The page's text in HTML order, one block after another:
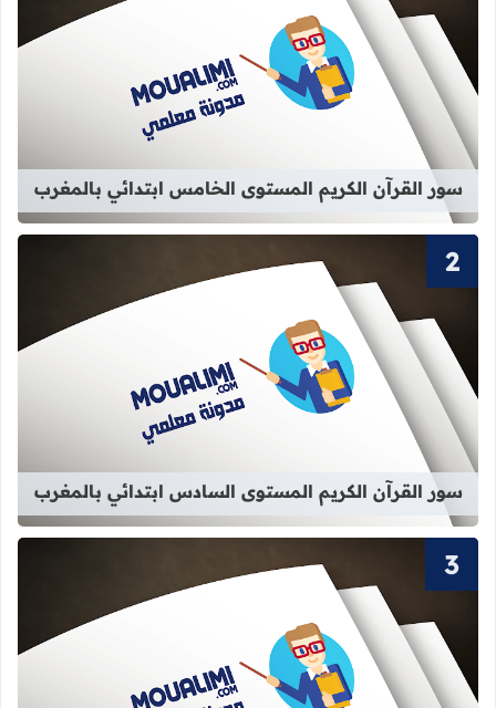
قراءة المزيد عن سور القرآن
سور القرآن الكريم المستوى الخامس ابتدائي بالمغرب
قراءة المزيد عن سور القرآن
سور القرآن الكريم المستوى السادس ابتدائي بالمغرب
قراءة المزيد عن سور القرآن الكريم